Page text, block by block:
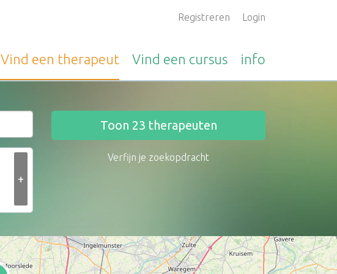
Registreren Login
Vind een therapeut Vind een cursus info
+
Toon 23 therapeuten
Verfijn je zoekopdracht